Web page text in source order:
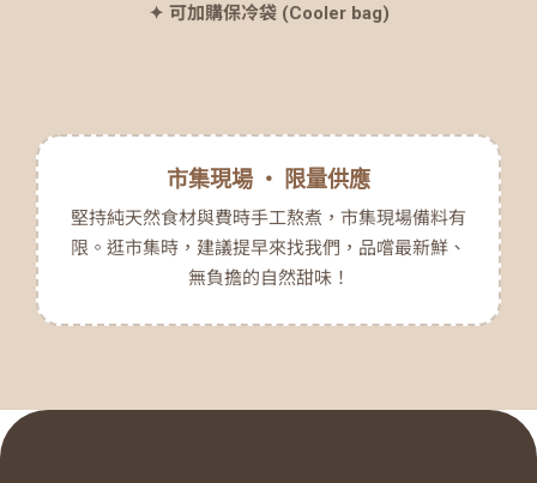
✦ 可加購保冷袋 (Cooler bag)
市集現場 ‧ 限量供應
堅持純天然食材與費時手工熬煮，市集現場備料有
限。逛市集時，建議提早來找我們，品嚐最新鮮、
無負擔的自然甜味！